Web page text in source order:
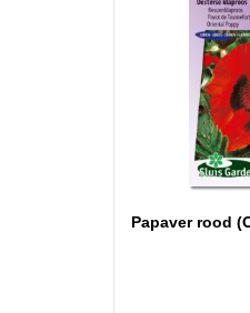
Papaver rood